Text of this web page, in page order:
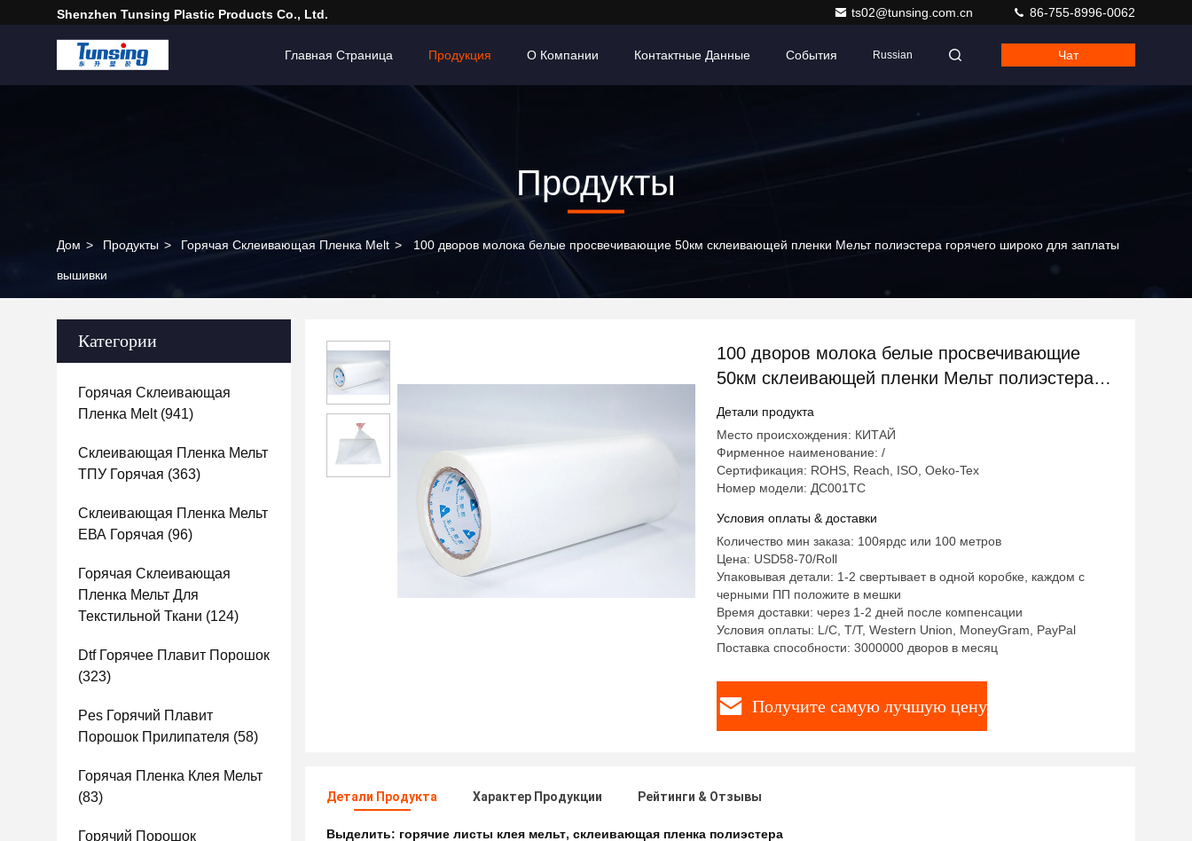
Shenzhen Tunsing Plastic Products Co., Ltd. ts02@tunsing.com.cn 86-755-8996-0062
Главная Страница Продукция О Компании Контактные Данные События Russian Чат
Продукты
Дом > Продукты > Горячая Склеивающая Пленка Melt > 100 дворов молока белые просвечивающие 50км склеивающей пленки Мельт полиэстера горячего широко для заплаты
вышивки
Категории
Горячая Склеивающая
Пленка Melt(941)
Склеивающая Пленка Мельт
ТПУ Горячая (363)
Склеивающая Пленка Мельт
ЕВА Горячая (96)
Горячая Склеивающая
Пленка Мельт Для
Текстильной Ткани (124)
Dtf Горячее Плавит Порошок
(323)
Pes Горячий Плавит
Порошок Прилипателя (58)
Горячая Пленка Клея Мельт
(83)
Горячий Порошок
100 дворов молока белые просвечивающие
50км склеивающей пленки Мельт полиэстера
горячего широко для заплаты вышивки
Детали продукта
Место происхождения: КИТАЙ
Фирменное наименование: /
Сертификация: ROHS, Reach, ISO, Oeko-Tex
Номер модели: ДС001ТС
Условия оплаты & доставки
Количество мин заказа: 100ярдс или 100 метров
Цена: USD58-70/Roll
Упаковывая детали: 1-2 свертывает в одной коробке, каждом с
черными ПП положите в мешки
Время доставки: через 1-2 дней после компенсации
Условия оплаты: L/C, T/T, Western Union, MoneyGram, PayPal
Поставка способности: 3000000 дворов в месяц
Получите самую лучшую цену
Детали Продукта Характер Продукции Рейтинги & Отзывы
Выделить: горячие листы клея мельт, склеивающая пленка полиэстера